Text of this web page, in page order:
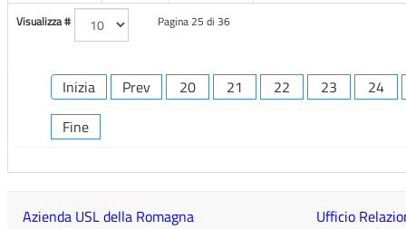
Visualizza # Pagina 25 di 36
Inizia Prev 20 21 22 23
24
Fine
Azienda USL della Romagna
Ufficio